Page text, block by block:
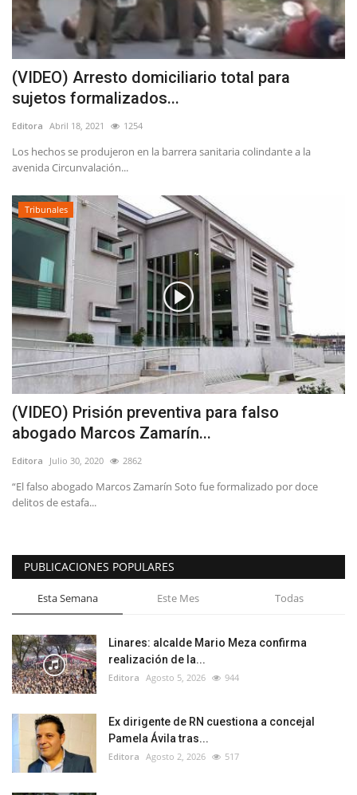
(VIDEO) Arresto domiciliario total para
sujetos formalizados...
Editora Abril 18, 2021 1254
Los hechos se produjeron en la barrera sanitaria colindante a la
avenida Circunvalación...
Tribunales
(VIDEO) Prisión preventiva para falso
abogado Marcos Zamarín...
Editora Julio 30, 2020 2862
“El falso abogado Marcos Zamarín Soto fue formalizado por doce
delitos de estafa...
PUBLICACIONES POPULARES
Esta Semana Este Mes Todas
Linares: alcalde Mario Meza confirma
realización de la...
Editora Agosto 5, 2026 944
Ex dirigente de RN cuestiona a concejal
Pamela Ávila tras...
Editora Agosto 2, 2026 517